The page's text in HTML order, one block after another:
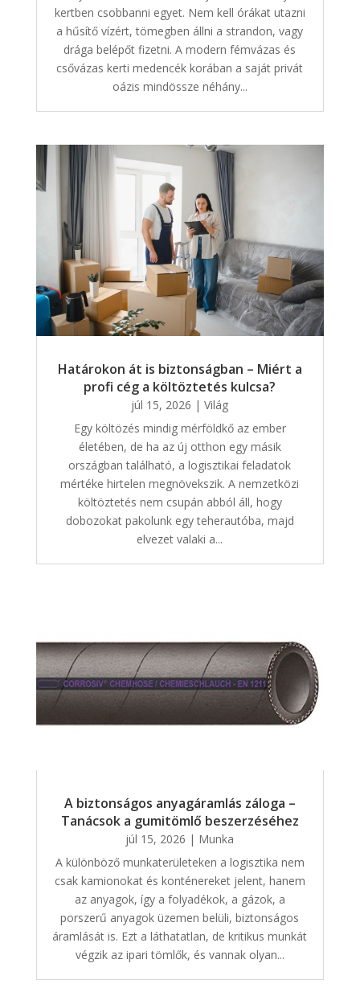
kertben csobbanni egyet. Nem kell órákat utazni
a hűsítő vízért, tömegben állni a strandon, vagy
drága belépőt fizetni. A modern fémvázas és
csővázas kerti medencék korában a saját privát
oázis mindössze néhány...
Határokon át is biztonságban – Miért a
profi cég a költöztetés kulcsa?
júl 15, 2026 |Világ
Egy költözés mindig mérföldkő az ember
életében, de ha az új otthon egy másik
országban található, a logisztikai feladatok
mértéke hirtelen megnövekszik. A nemzetközi
költöztetés nem csupán abból áll, hogy
dobozokat pakolunk egy teherautóba, majd
elvezet valaki a...
A biztonságos anyagáramlás záloga –
Tanácsok a gumitömlő beszerzéséhez
júl 15, 2026 | Munka
A különböző munkaterületeken a logisztika nem
csak kamionokat és konténereket jelent, hanem
az anyagok, így a folyadékok, a gázok, a
porszerű anyagok üzemen belüli, biztonságos
áramlását is. Ezt a láthatatlan, de kritikus munkát
végzik az ipari tömlők, és vannak olyan...